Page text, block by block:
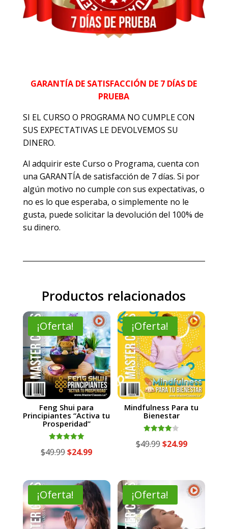
GARANTÍA DE SATISFACCIÓN DE 7 DÍAS DE
PRUEBA
SI EL CURSO O PROGRAMA NO CUMPLE CON
SUS EXPECTATIVAS LE DEVOLVEMOS SU
DINERO.
Al adquirir este Curso o Programa, cuenta con
una GARANTÍA de satisfacción de 7 días. Si por
algún motivo no cumple con sus expectativas, o
no es lo que esperaba, o simplemente no le
gusta, puede solicitar la devolución del 100% de
su dinero.
Productos relacionados
¡Oferta!
Feng Shui para
Principiantes “Activa tu
Prosperidad”
con
$49.99El
original
era:
$49.99.
$24.99El
actual
es:
$24.99.
¡Oferta!
Mindfulness Para tu
Bienestar
con
$49.99El
era:
$49.99.
$24.99El
es:
$24.99.
¡Oferta! ¡Oferta!